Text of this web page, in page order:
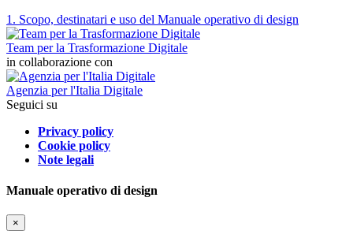
1. Scopo, destinatari e uso del Manuale operativo di design
Team per la Trasformazione Digitale
in collaborazione con
Agenzia per l'Italia Digitale
Seguici su
Privacy policy
Cookie policy
Note legali
Manuale operativo di design
×